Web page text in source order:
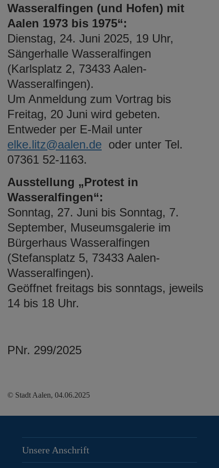
Wasseralfingen (und Hofen) mit
Aalen 1973 bis 1975“:
Dienstag, 24. Juni 2025, 19 Uhr,
Sängerhalle Wasseralfingen
(Karlsplatz 2, 73433 Aalen-
Wasseralfingen).
Um Anmeldung zum Vortrag bis
Freitag, 20 Juni wird gebeten.
Entweder per E-Mail unter
elke.litz@aalen.de oder unter Tel.
07361 52-1163.
Ausstellung „Protest in
Wasseralfingen“:
Sonntag, 27. Juni bis Sonntag, 7.
September, Museumsgalerie im
Bürgerhaus Wasseralfingen
(Stefansplatz 5, 73433 Aalen-
Wasseralfingen).
Geöffnet freitags bis sonntags, jeweils
14 bis 18 Uhr.
PNr. 299/2025
© Stadt Aalen, 04.06.2025
Unsere Anschrift